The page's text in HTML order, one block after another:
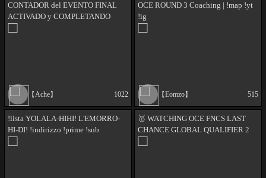
CONTADOR del EVENTO FINAL
ACTIVADO y COMPLETANDO
【Ache】 1022
OCE ROUND 3 Coaching | !map !yt
!ig
【Eomzo】 515
!lista YOLALA-HIHI! L'EMORRO-
HI-DI! !indirizzo !prime !sub
🥇 WATCHING OCE FNCS LAST
CHANCE GLOBAL QUALIFIER 2